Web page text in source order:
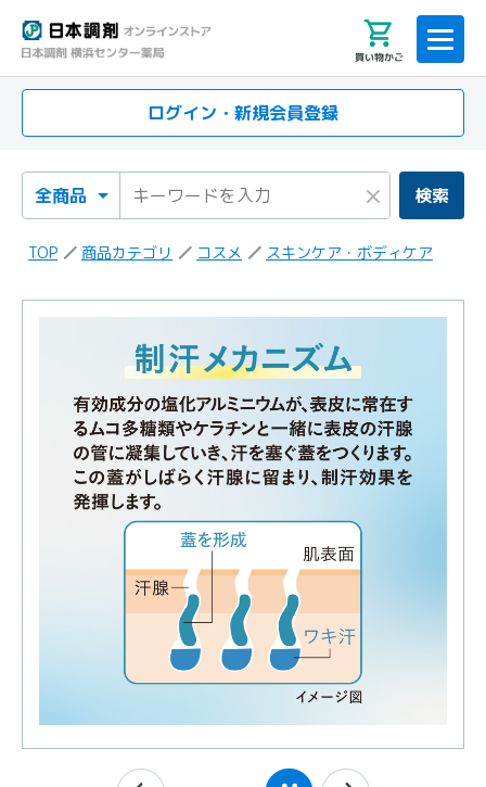
買い物かご
ログイン・新規会員登録
検索カテゴリ
検索キーワード × 検索
TOP 商品カテゴリ コスメ スキンケア・ボディケア